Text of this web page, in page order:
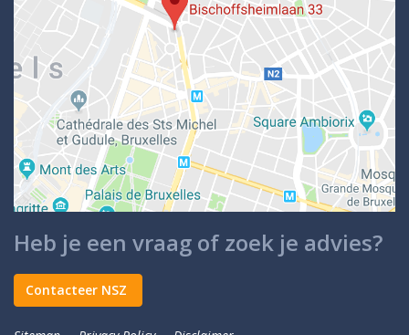
Heb je een vraag of zoek je advies?
Contacteer NSZ